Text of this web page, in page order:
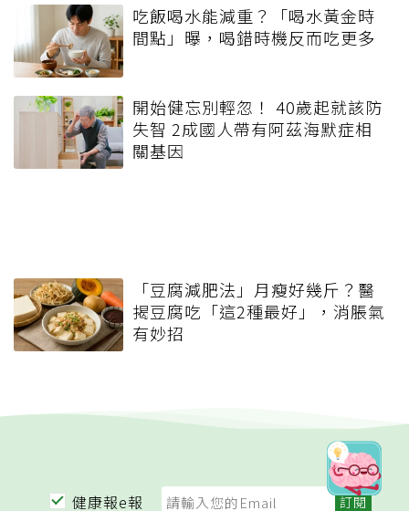
吃飯喝水能減重？「喝水黃金時
間點」曝，喝錯時機反而吃更多
開始健忘別輕忽！ 40歲起就該防
失智 2成國人帶有阿茲海默症相
關基因
「豆腐減肥法」月瘦好幾斤？醫
揭豆腐吃「這2種最好」，消脹氣
有妙招
健康報e報